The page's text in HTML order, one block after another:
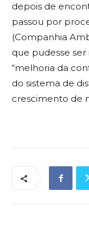
depois de
passou por
(Companhia
que pudesse
“melhoria da
do sistema de
crescimento de